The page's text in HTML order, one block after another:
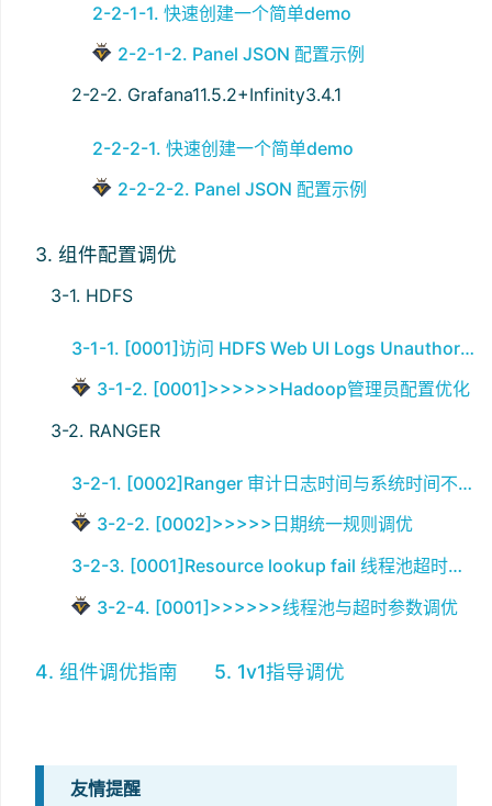
2-2-1-1. 快速创建一个简单demo
2-2-1-2. Panel JSON 配置示例
2-2-2. Grafana11.5.2+Infinity3.4.1
2-2-2-1. 快速创建一个简单demo
2-2-2-2. Panel JSON 配置示例
3. 组件配置调优
3-1. HDFS
3-1-1. [0001]访问 HDFS Web UI Logs Unauthorized 失败
3-1-2. [0001]>>>>>>Hadoop管理员配置优化
3-2. RANGER
3-2-1. [0002]Ranger 审计日志时间与系统时间不一致调整
3-2-2. [0002]>>>>>日期统一规则调优
3-2-3. [0001]Resource lookup fail 线程池超时优化
3-2-4. [0001]>>>>>>线程池与超时参数调优
4. 组件调优指南 5. 1v1指导调优
友情提醒